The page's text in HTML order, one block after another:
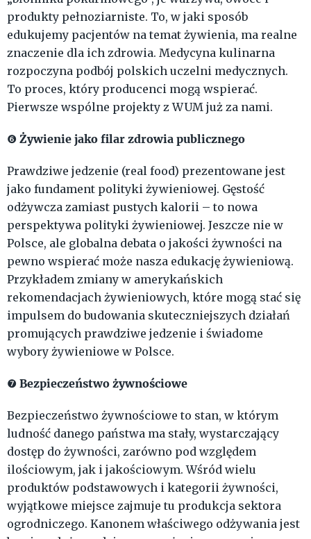
produkty pełnoziarniste. To, w jaki sposób
edukujemy pacjentów na temat żywienia, ma realne
znaczenie dla ich zdrowia. Medycyna kulinarna
rozpoczyna podbój polskich uczelni medycznych.
To proces, który producenci mogą wspierać.
Pierwsze wspólne projekty z WUM już za nami.
❻ Żywienie jako filar zdrowia publicznego
Prawdziwe jedzenie (real food) prezentowane jest
jako fundament polityki żywieniowej. Gęstość
odżywcza zamiast pustych kalorii – to nowa
perspektywa polityki żywieniowej. Jeszcze nie w
Polsce, ale globalna debata o jakości żywności na
pewno wspierać może nasza edukację żywieniową.
Przykładem zmiany w amerykańskich
rekomendacjach żywieniowych, które mogą stać się
impulsem do budowania skuteczniejszych działań
promujących prawdziwe jedzenie i świadome
wybory żywieniowe w Polsce.
❼ Bezpieczeństwo żywnościowe
Bezpieczeństwo żywnościowe to stan, w którym
ludność danego państwa ma stały, wystarczający
dostęp do żywności, zarówno pod względem
ilościowym, jak i jakościowym. Wśród wielu
produktów podstawowych i kategorii żywności,
wyjątkowe miejsce zajmuje tu produkcja sektora
ogrodniczego. Kanonem właściwego odżywania jest